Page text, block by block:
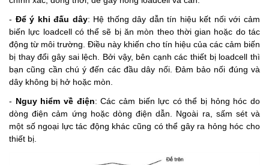
- Để ý khi đấu dây: Hệ thống dây dẫn tín hiệu kết nối với cảm
biến lực loadcell có thể sẽ bị ăn mòn theo thời gian hoặc do tác
động từ môi trường. Điều này khiến cho tín hiệu của các cảm biến
bị thay đổi gây sai lệch. Bởi vậy, bên cạnh các thiết bị loadcell thì
bạn cũng cần chú ý đến các đầu dây nối. Đảm bảo nối đúng và
dây không bị hở hoặc mòn.
- Nguy hiểm về điện: Các cảm biến lực có thể bị hỏng hóc do
dòng điện cảm ứng hoặc dòng điện dẫn. Ngoài ra, sấm sét và
một số ngoại lực tác động khác cũng có thể gây ra hỏng hóc cho
thiết bị.